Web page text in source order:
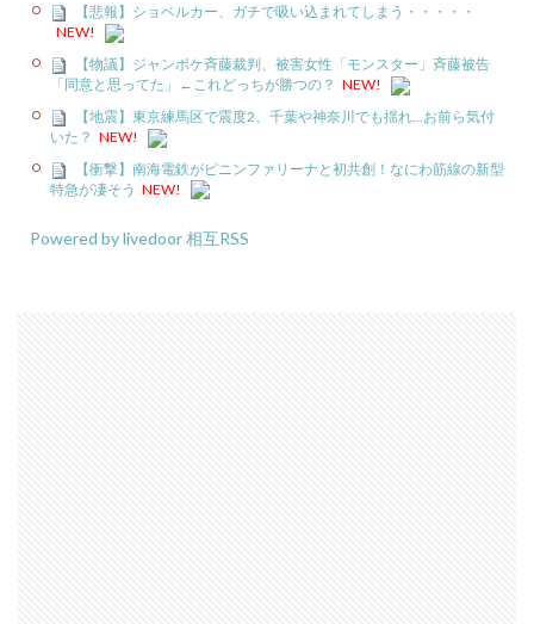
【悲報】ショベルカー、ガチで吸い込まれてしまう・・・・・
NEW!
【物議】ジャンポケ斉藤裁判、被害女性「モンスター」斉藤被告
「同意と思ってた」←これどっちが勝つの？ NEW!
【地震】東京練馬区で震度2、千葉や神奈川でも揺れ…お前ら気付
いた？ NEW!
【衝撃】南海電鉄がピニンファリーナと初共創！なにわ筋線の新型
特急が凄そう NEW!
Powered by livedoor 相互RSS